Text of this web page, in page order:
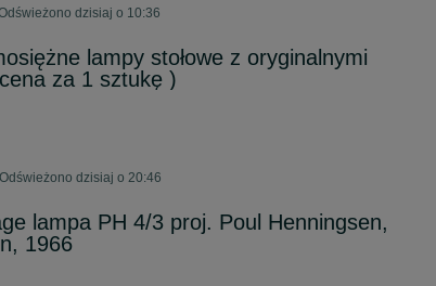
dzisiaj o 10:36
lampy stołowe z oryginalnymi
za 1 sztukę )
dzisiaj o 20:46
lampa PH 4/3 proj. Poul Henningsen,
1966